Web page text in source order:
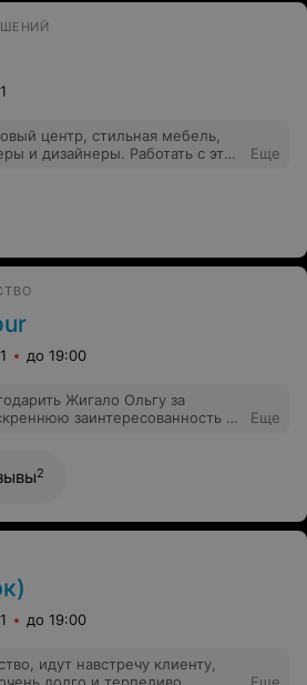
центр, стильная мебель,
и дизайнеры. Работать с этой
Еще
до 19:00
Жигало Ольгу за
заинтересованность в
отличный результат!
Еще
2
до 19:00
идут навстречу клиенту,